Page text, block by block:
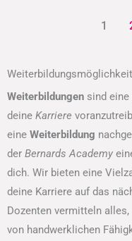
1
Weiterbildungen sind
deine Karriere
eine Weiterbildung
der Bernards Academy
dich. Wir bieten eine
deine Karriere auf das
Dozenten vermitteln
von handwerklichen